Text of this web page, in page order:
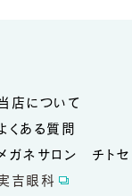
店について
くある質問
ガネサロン チトセ
吉眼科